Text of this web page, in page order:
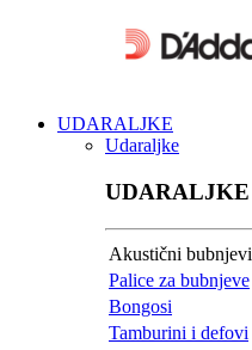
UDARALJKE
Udaraljke
UDARALJKE
Akustični bubnjevi
Palice za bubnjeve
Bongosi
Tamburini i defovi